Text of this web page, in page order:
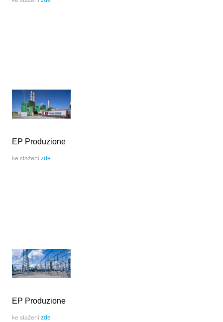
EP Produzione
ke stažení zde
EP Produzione
ke stažení zde